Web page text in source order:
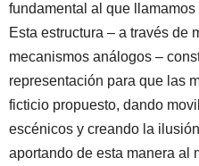
fundamental al que llamamos
Esta estructura – a través de
mecanismos análogos –
representación para que las
ficticio propuesto, dando
escénicos y creando la
aportando de esta manera al